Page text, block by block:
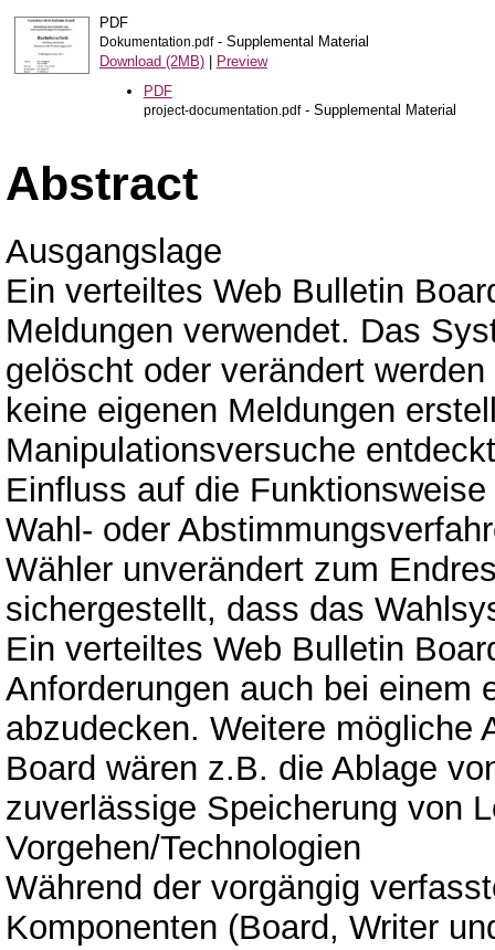
PDF
Dokumentation.pdf- Supplemental Material
Download (2MB)| Preview
PDF
project-documentation.pdf- Supplemental Material
Abstract
Ausgangslage
Ein verteiltes Web Bulletin
Meldungen verwendet. Das
gelöscht oder verändert
keine eigenen Meldungen
Manipulationsversuche
Einfluss auf die
Wahl- oder
Wähler unverändert zum
sichergestellt, dass das
Ein verteiltes Web Bulletin
Anforderungen auch bei einem
abzudecken. Weitere mögliche
Board wären z.B. die Ablage
zuverlässige Speicherung von
Vorgehen/Technologien
Während der vorgängig
Komponenten (Board, Writer